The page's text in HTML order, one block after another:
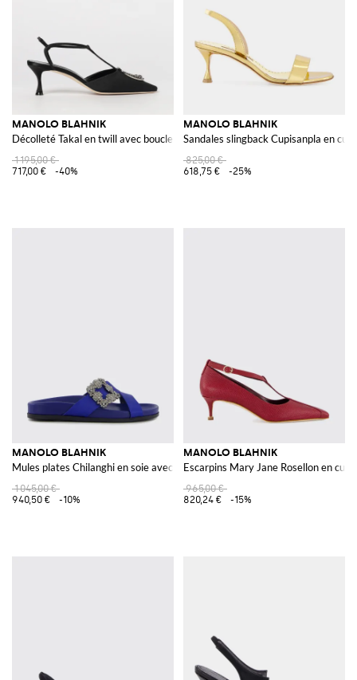
MANOLO BLAHNIK
Décolleté Takal en twill avec boucle bijou
1 195,00 €
717,00 €
-40%
MANOLO BLAHNIK
Sandales slingback Cupisanpla en
825,00 €
618,75 €
-25%
MANOLO BLAHNIK
Mules plates Chilanghi en soie avec boucle bijou
1 045,00 €
940,50 €
-10%
MANOLO BLAHNIK
Escarpins Mary Jane Rosellon en
965,00 €
820,24 €
-15%